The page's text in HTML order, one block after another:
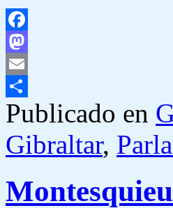
Facebook
Mastodon
Email
Compartir
Publicado en
Gibraltar,